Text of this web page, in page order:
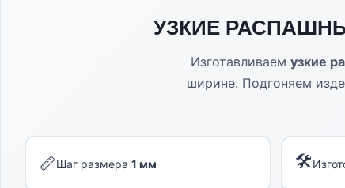
УЗКИЕ
Изготавливаем узкие
ширине. Подгоняем
📏Шаг размера 1 мм 🛠